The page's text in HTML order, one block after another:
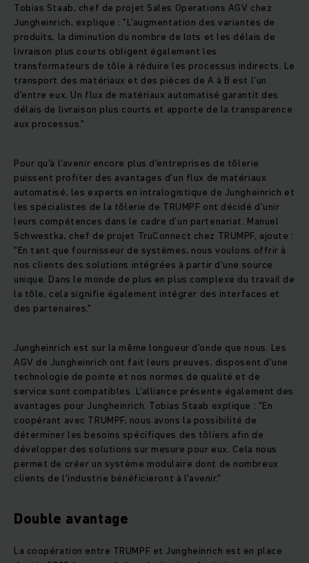
Tobias Staab, chef de projet Sales Operations AGV chez
Jungheinrich, explique : "L'augmentation des variantes de
produits, la diminution du nombre de lots et les délais de
livraison plus courts obligent également les
transformateurs de tôle à réduire les processus indirects. Le
transport des matériaux et des pièces de A à B est l'un
d'entre eux. Un flux de matériaux automatisé garantit des
délais de livraison plus courts et apporte de la transparence
aux processus."
Pour qu'à l'avenir encore plus d'entreprises de tôlerie
puissent profiter des avantages d'un flux de matériaux
automatisé, les experts en intralogistique de Jungheinrich et
les spécialistes de la tôlerie de TRUMPF ont décidé d'unir
leurs compétences dans le cadre d'un partenariat. Manuel
Schwestka, chef de projet TruConnect chez TRUMPF, ajoute :
"En tant que fournisseur de systèmes, nous voulons offrir à
nos clients des solutions intégrées à partir d'une source
unique. Dans le monde de plus en plus complexe du travail de
la tôle, cela signifie également intégrer des interfaces et
des partenaires."
Jungheinrich est sur la même longueur d'onde que nous. Les
AGV de Jungheinrich ont fait leurs preuves, disposent d'une
technologie de pointe et nos normes de qualité et de
service sont compatibles. L'alliance présente également des
avantages pour Jungheinrich. Tobias Staab explique : "En
coopérant avec TRUMPF, nous avons la possibilité de
déterminer les besoins spécifiques des tôliers afin de
développer des solutions sur mesure pour eux. Cela nous
permet de créer un système modulaire dont de nombreux
clients de l'industrie bénéficieront à l'avenir."
Double avantage
La coopération entre TRUMPF et Jungheinrich est en place